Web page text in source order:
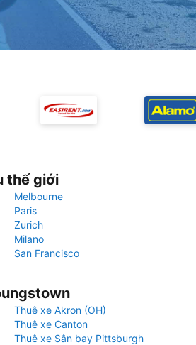
thế giới
Melbourne
Paris
Zurich
Milano
San Francisco
Youngstown
Thuê xe Akron (OH)
Thuê xe Canton
Thuê xe Sân bay Pittsburgh